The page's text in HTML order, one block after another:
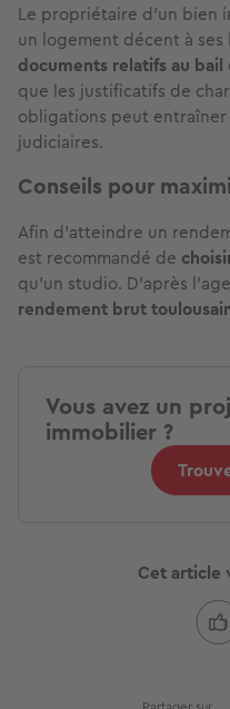
Le propriétaire d'un bien
un logement décent à
documents relatifs au
que les justificatifs de
obligations peut
judiciaires.
Conseils pour
Afin d'atteindre un
est recommandé de
qu'un studio. D'après
rendement brut
Vous avez un
immobilier ?
Cet article